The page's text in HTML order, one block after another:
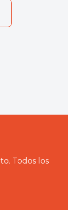
Todos los